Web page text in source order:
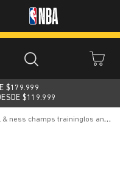
$179.999
$119.999
champs traininglos angeles lakers hombre